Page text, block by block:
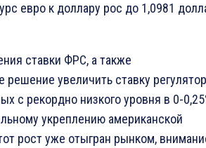
евро к доллару рос до 1,0981
ставки ФРС, а также
решение увеличить ставку
с рекордно низкого уровня в 0-
укреплению американской
рост уже отыгран рынком,